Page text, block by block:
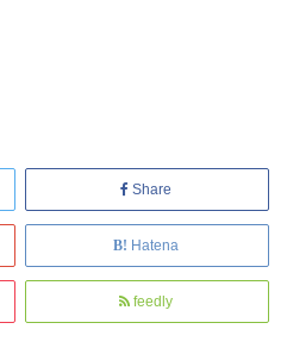
Share
Hatena
feedly